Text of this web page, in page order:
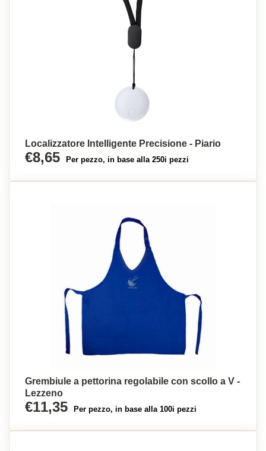
Localizzatore Intelligente Precisione - Piario
€8,65 Per pezzo, in base alla 250i pezzi
Grembiule a pettorina regolabile con scollo a V -
Lezzeno
€11,35 Per pezzo, in base alla 100i pezzi